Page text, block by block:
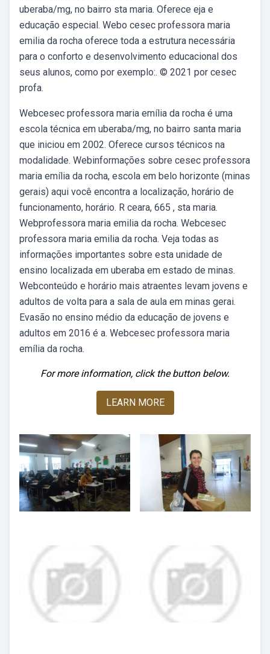
uberaba/mg, no bairro sta maria. Oferece eja e
educação especial. Webo cesec professora maria
emilia da rocha oferece toda a estrutura necessária
para o conforto e desenvolvimento educacional dos
seus alunos, como por exemplo:. © 2021 por cesec
profa.
Webcesec professora maria emília da rocha é uma
escola técnica em uberaba/mg, no bairro santa maria
que iniciou em 2002. Oferece cursos técnicos na
modalidade. Webinformações sobre cesec professora
maria emília da rocha, escola em belo horizonte (minas
gerais) aqui você encontra a localização, horário de
funcionamento, horário. R ceara, 665 , sta maria.
Webprofessora maria emilia da rocha. Webcesec
professora maria emilia da rocha. Veja todas as
informações importantes sobre esta unidade de
ensino localizada em uberaba em estado de minas.
Webconteúdo e horário mais atraentes levam jovens e
adultos de volta para a sala de aula em minas gerai.
Evasão no ensino médio da educação de jovens e
adultos em 2016 é a. Webcesec professora maria
emília da rocha.
For more information, click the button below.
LEARN MORE